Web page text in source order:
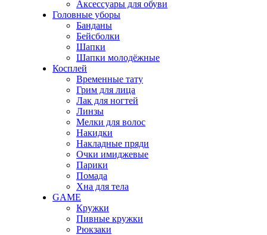
Аксессуары для обуви
Головные уборы
Банданы
Бейсболки
Шапки
Шапки молодёжные
Косплей
Временные тату
Грим для лица
Лак для ногтей
Линзы
Мелки для волос
Накидки
Накладные пряди
Очки имиджевые
Парики
Помада
Хна для тела
GAME
Кружки
Пивные кружки
Рюкзаки